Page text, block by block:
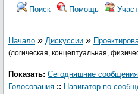
Поиск Помощь
Начало » Дискуcсии »
(логическая, концептуальная,
Показать: Сегодняшние сообщения
Голосования :: Навигатор по